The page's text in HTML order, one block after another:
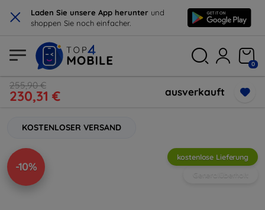
× Laden Sie unsere App herunter und
shoppen Sie noch einfacher.
0
255,90 €
230,31 € ausverkauft
KOSTENLOSER VERSAND
-10%
kostenlose Lieferung